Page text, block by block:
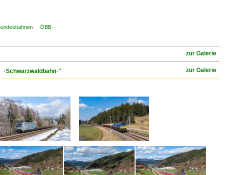
·ÖBB·
zur Galerie
zur Galerie